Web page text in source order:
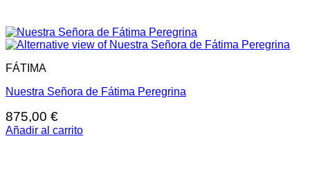
FÁTIMA
Nuestra Señora de Fátima Peregrina
875,00 €
Añadir al carrito